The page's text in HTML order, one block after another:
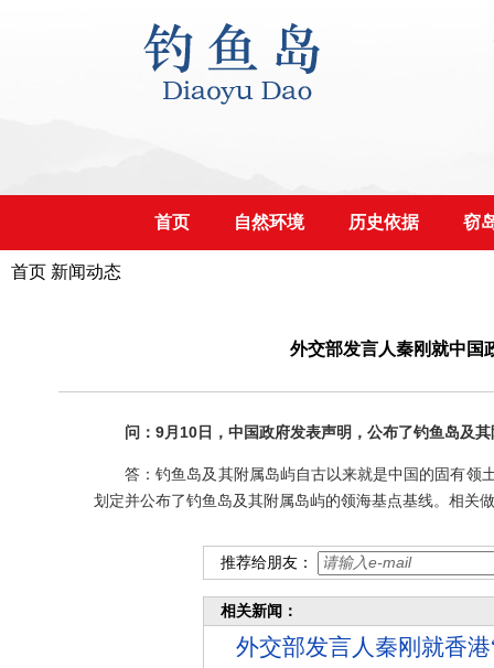
首页 自然环境 历史依据 窃
首页 新闻动态
外交部发言人秦刚就中国
问：9月10日，中国政府发表声明，公布了钓鱼岛及
答：钓鱼岛及其附属岛屿自古以来就是中国的固有领
划定并公布了钓鱼岛及其附属岛屿的领海基点基线。相关
推荐给朋友：
相关新闻：
外交部发言人秦刚就香